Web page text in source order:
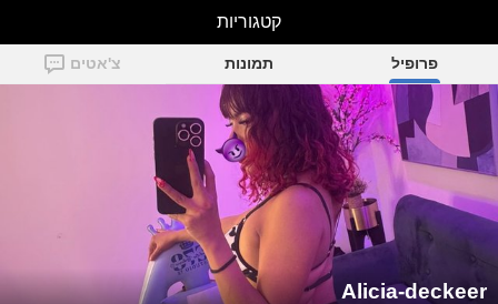
Alicia-deckeer
פרופיל תמונות צ'אטים
Alicia-deckeer
קטגוריות